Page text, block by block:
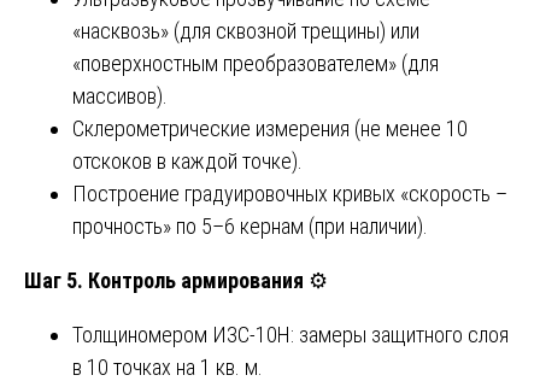
«насквозь» (для сквозной трещины) или
«поверхностным преобразователем» (для
массивов).
Склерометрические измерения (не менее 10
отскоков в каждой точке).
Построение градуировочных кривых «скорость –
прочность» по 5–6 кернам (при наличии).
Шаг 5. Контроль армирования ⚙️
Толщиномером ИЗС-10Н: замеры защитного слоя
в 10 точках на 1 кв. м.